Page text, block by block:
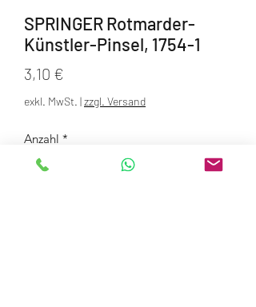
SPRINGER Rotmarder-
Künstler-Pinsel, 1754-1
3,10 €
exkl. MwSt. |zzgl. Versand
Anzahl *